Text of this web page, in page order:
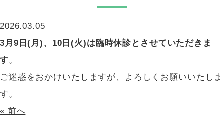
2026.03.05
3月9日(月)、10日(火)は臨時休診とさせていただきま
す。
ご迷惑をおかけいたしますが、よろしくお願いいたしま
す。
« 前へ